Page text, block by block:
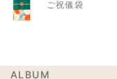
ご祝儀袋
ALBUM